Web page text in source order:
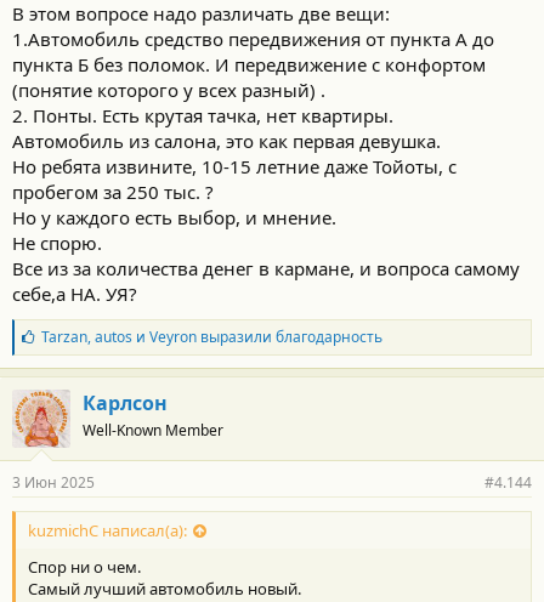
В этом вопросе надо различать две вещи:
1.Автомобиль средство передвижения от пункта А до
пункта Б без поломок. И передвижение с конфортом
(понятие которого у всех разный) .
2. Понты. Есть крутая тачка, нет квартиры.
Автомобиль из салона, это как первая девушка.
Но ребята извините, 10-15 летние даже Тойоты, с
пробегом за 250 тыс. ?
Но у каждого есть выбор, и мнение.
Не спорю.
Все из за количества денег в кармане, и вопроса самому
себе,а НА. УЯ?
Б
л
а
г
о
д
а
н
о
с
и
:
Tarzan,autos и Veyronвыразили благодарность
Карлсон
Well-Known Member
3 Июн 2025 #4.144
kuzmichC написал(а):
Спор ни о чем.
Самый лучший автомобиль новый.